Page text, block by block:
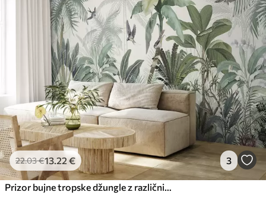
22.03€13 .22 € 3